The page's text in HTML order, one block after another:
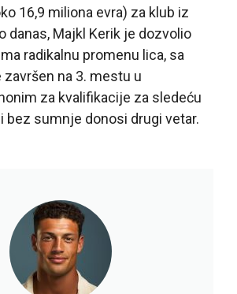
16,9 miliona evra) za klub iz
danas, Majkl Kerik je dozvolio
radikalnu promenu lica, sa
na 3. mestu u
za kvalifikacije za sledeću
bez sumnje donosi drugi vetar.